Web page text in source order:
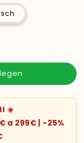
☀️
a 299€ | -25%